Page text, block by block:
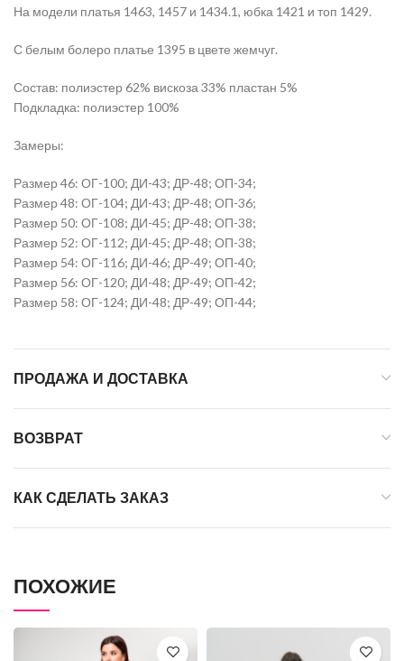
На модели платья 1463, 1457 и 1434.1, юбка 1421 и топ 1429.
С белым болеро платье 1395 в цвете жемчуг.
Состав: полиэстер 62% вискоза 33% пластан 5%
Подкладка: полиэстер 100%
Замеры:
Размер 46: ОГ-100; ДИ-43; ДР-48; ОП-34;
Размер 48: ОГ-104; ДИ-43; ДР-48; ОП-36;
Размер 50: ОГ-108; ДИ-45; ДР-48; ОП-38;
Размер 52: ОГ-112; ДИ-45; ДР-48; ОП-38;
Размер 54: ОГ-116; ДИ-46; ДР-49; ОП-40;
Размер 56: ОГ-120; ДИ-48; ДР-49; ОП-42;
Размер 58: ОГ-124; ДИ-48; ДР-49; ОП-44;
ПРОДАЖА И ДОСТАВКА
ВОЗВРАТ
КАК СДЕЛАТЬ ЗАКАЗ
ПОХОЖИЕ